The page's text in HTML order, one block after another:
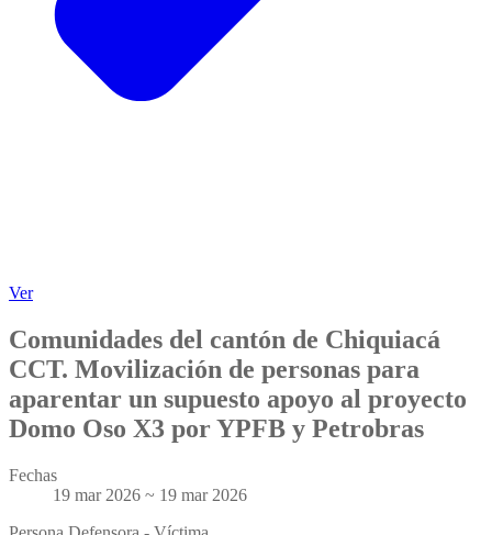
Ver
Comunidades del cantón de Chiquiacá
CCT. Movilización de personas para
aparentar un supuesto apoyo al proyecto
Domo Oso X3 por YPFB y Petrobras
Fechas
19 mar 2026 ~ 19 mar 2026